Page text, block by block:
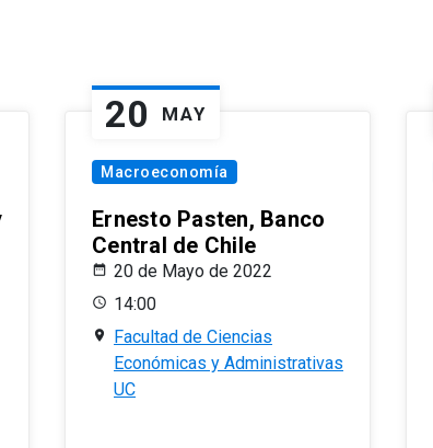
20 MAY
Macroeconomía
Ernesto Pasten, Banco
Central de Chile
20 de Mayo de 2022
14:00
Facultad de Ciencias
Económicas y Administrativas
UC